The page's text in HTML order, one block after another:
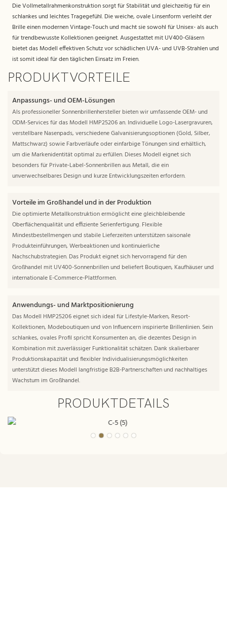
Die Vollmetallrahmenkonstruktion sorgt für Stabilität und gleichzeitig für ein
schlankes und leichtes Tragegefühl. Die weiche, ovale Linsenform verleiht der
Brille einen modernen Vintage-Touch und macht sie sowohl für Unisex- als auch
für trendbewusste Kollektionen geeignet. Ausgestattet mit UV400-Gläsern
bietet das Modell effektiven Schutz vor schädlichen UVA- und UVB-Strahlen und
ist somit ideal für den täglichen Einsatz im Freien.
PRODUKTVORTEILE
Anpassungs- und OEM-Lösungen
Als professioneller Sonnenbrillenhersteller bieten wir umfassende OEM- und
ODM-Services für das Modell HMP25206 an. Individuelle Logo-Lasergravuren,
verstellbare Nasenpads, verschiedene Galvanisierungsoptionen (Gold, Silber,
Mattschwarz) sowie Farbverläufe oder einfarbige Tönungen sind erhältlich,
um die Markenidentität optimal zu erfüllen. Dieses Modell eignet sich
besonders für Private-Label-Sonnenbrillen aus Metall, die ein
unverwechselbares Design und kurze Entwicklungszeiten erfordern.
Vorteile im Großhandel und in der Produktion
Die optimierte Metallkonstruktion ermöglicht eine gleichbleibende
Oberflächenqualität und effiziente Serienfertigung. Flexible
Mindestbestellmengen und stabile Lieferzeiten unterstützen saisonale
Produkteinführungen, Werbeaktionen und kontinuierliche
Nachschubstrategien. Das Produkt eignet sich hervorragend für den
Großhandel mit UV400-Sonnenbrillen und beliefert Boutiquen, Kaufhäuser und
internationale E-Commerce-Plattformen.
Anwendungs- und Marktpositionierung
Das Modell HMP25206 eignet sich ideal für Lifestyle-Marken, Resort-
Kollektionen, Modeboutiquen und von Influencern inspirierte Brillenlinien. Sein
schlankes, ovales Profil spricht Konsumenten an, die dezentes Design in
Kombination mit zuverlässiger Funktionalität schätzen. Dank skalierbarer
Produktionskapazität und flexibler Individualisierungsmöglichkeiten
unterstützt dieses Modell langfristige B2B-Partnerschaften und nachhaltiges
Wachstum im Großhandel.
PRODUKTDETAILS